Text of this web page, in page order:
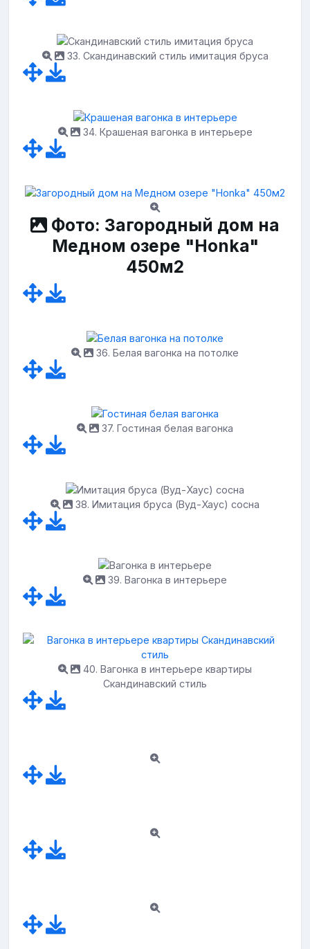
33. Скандинавский стиль имитация бруса
34. Крашеная вагонка в интерьере
Фото: Загородный дом на
Медном озере "Honka"
450м2
36. Белая вагонка на потолке
37. Гостиная белая вагонка
38. Имитация бруса (Вуд-Хаус) сосна
39. Вагонка в интерьере
40. Вагонка в интерьере квартиры
Скандинавский стиль